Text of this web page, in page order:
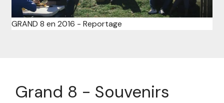
GRAND 8 en 2016 - Reportage
Grand 8 - Souvenirs